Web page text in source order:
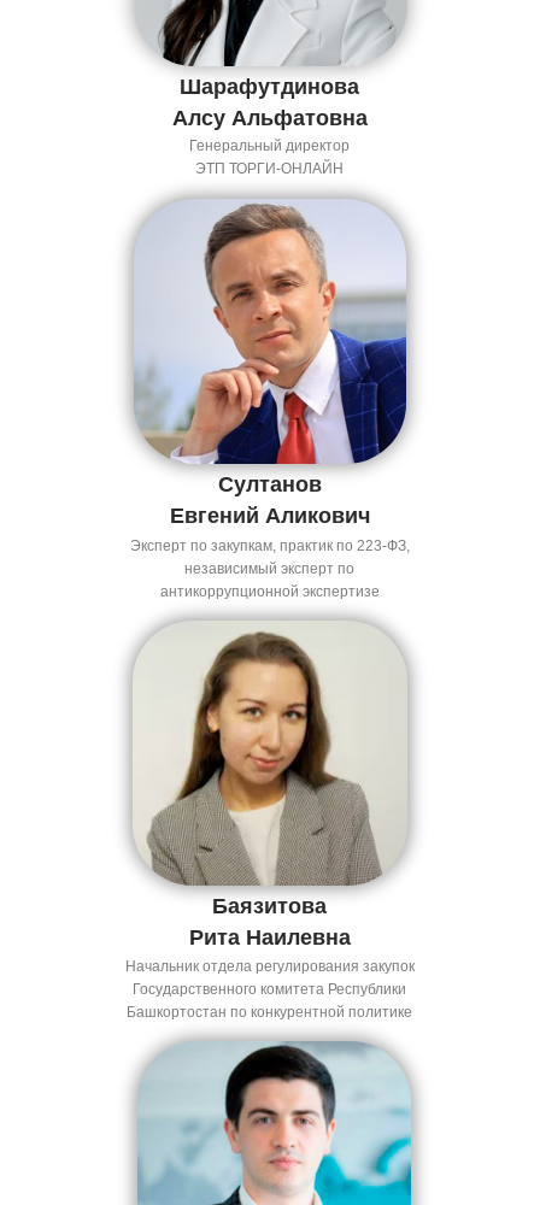
Генеральный директор
ЭТП ТОРГИ-ОНЛАЙН
Шарафутдинова
Алсу Альфатовна
Султанов
Евгений Аликович
Эксперт по закупкам, практик по 223-ФЗ,
независимый эксперт по
антикоррупционной экспертизе
Баязитова
Рита Наилевна
Начальник отдела регулирования закупок
Государственного комитета Республики
Башкортостан по конкурентной политике
Россия, Уфа, ул.
Менделеева, 134/7
8 (800) 250-15-35
info@torgi-online.com